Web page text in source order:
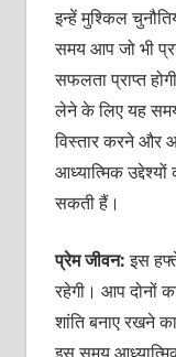
इन्‍हें मुश्किल
समय आप जो भी
सफलता प्राप्‍त
लेने के लिए यह
विस्‍तार करने और
आध्‍यात्मिक
सकती हैं।
प्रेम जीवन:इस
रहेगी। आप दोनों
शांति बनाए रखने